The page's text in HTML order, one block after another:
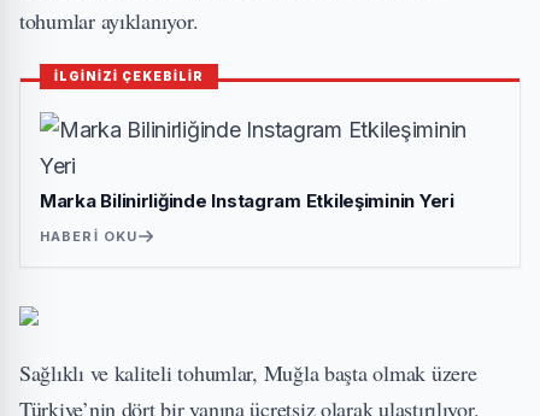
tohumlar ayıklanıyor.
İLGİNİZİ ÇEKEBİLİR
Marka Bilinirliğinde Instagram Etkileşiminin Yeri
HABERI OKU
Sağlıklı ve kaliteli tohumlar, Muğla başta olmak üzere
Türkiye’nin dört bir yanına ücretsiz olarak ulaştırılıyor.